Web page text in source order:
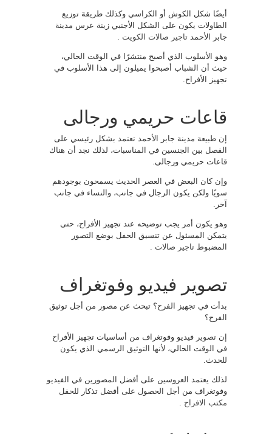
أيضًا شكل الكوش أو الكراسي وكذلك طريقة توزيع
الطاولات يكون على الشكل الأجنبي زينة عرس مدينة
جابر الأحمد تاجير صالات الكويت
وهو الأسلوب الذي أصبح منتشرًا في الوقت الحالي،
حيث أن الشباب أصبحوا يميلون إلى هذا الأسلوب في
تجهيز الأفراح.
قاعات حريمي ورجالى
إن طبيعة مدينة جابر الأحمد تعتمد بشكل رئيسي على
الفصل بين الجنسين في المناسبات، لذلك نجد أن هناك
قاعات حريمي ورجالى.
وإن كان البعض في العصر الحديث يسمحون بوجودهم
سويًا ولكن يكون الرجال في جانب، والنساء في جانب
آخر.
وهو يكون أمر يجب توضيحه عند تجهيز الأفراح، حتى
يتمكن المسئول عن تنسيق الحفل بوضع التصور
المضبوط تاجير صالات
تصوير فيديو وفوتغراف
بدأت في تجهيز الفرح؟ تبحث عن مصور من أجل توثيق
الفرح؟
إن تصوير فيديو وفوتغراف من أساسيات تجهيز الأفراح
في الوقت الحالي، لأنها التوثيق الرسمي الذي يكون
للحدث.
لذلك يعتمد العروسين على أفضل المصورين في الفيديو
وفوتغراف من أجل الحصول على أفضل تذكار للحفل
مكتب الافراح